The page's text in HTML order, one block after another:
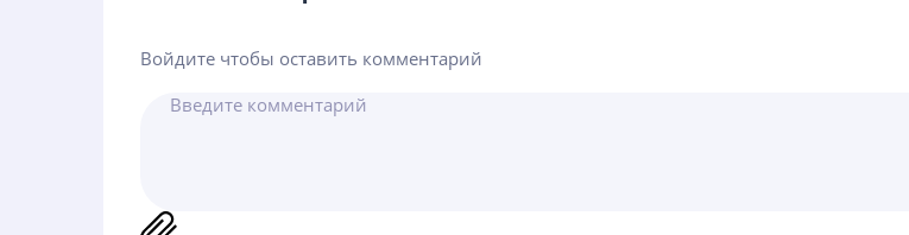
Войдите чтобы оставить комментарий